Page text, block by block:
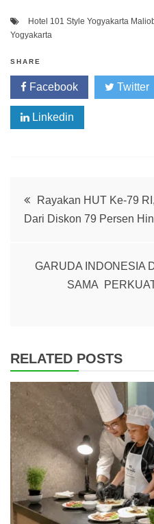
Hotel 101 Style Yogyakarta
Yogyakarta
SHARE
Facebook Twitter
Linkedin
PostRayakan HUT Ke-79
Dari Diskon 79 Persen
GARUDA INDONESIA
SAMA
RELATED POSTS